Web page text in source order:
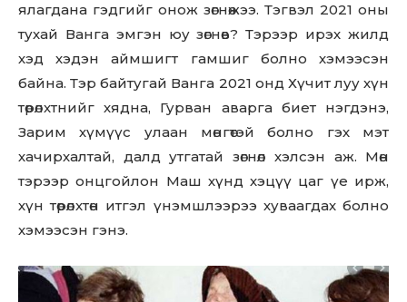
ялагдана гэдгийг онож зөгнөжээ. Тэгвэл 2021 оны
тухай Ванга эмгэн юу зөгнөв? Тэрээр ирэх жилд
хэд хэдэн аймшигт гамшиг болно хэмээсэн
байна. Тэр байтугай Ванга 2021 онд Хүчит луу хүн
төрөлхтнийг хядна, Гурван аварга биет нэгдэнэ,
Зарим хүмүүс улаан мөнгөтэй болно гэх мэт
хачирхалтай, далд утгатай зөгнөл хэлсэн аж. Мөн
тэрээр онцгойлон Маш хүнд хэцүү цаг үе ирж,
хүн төрөлхтөн итгэл үнэмшлээрээ хуваагдах болно
хэмээсэн гэнэ.